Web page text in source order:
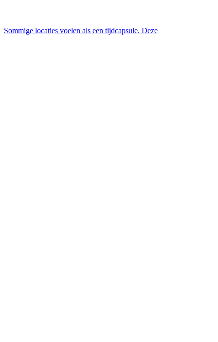
Sommige locaties voelen als een tijdcapsule. Deze